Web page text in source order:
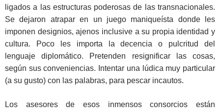
ligados a las estructuras poderosas de las transnacionales.
Se dejaron atrapar en un juego maniqueísta donde les
imponen designios, ajenos inclusive a su propia identidad y
cultura. Poco les importa la decencia o pulcritud del
lenguaje diplomático. Pretenden resignificar las cosas,
según sus conveniencias. Intentar una lúdica muy particular
(a su gusto) con las palabras, para pescar incautos.
Los asesores de esos inmensos consorcios están